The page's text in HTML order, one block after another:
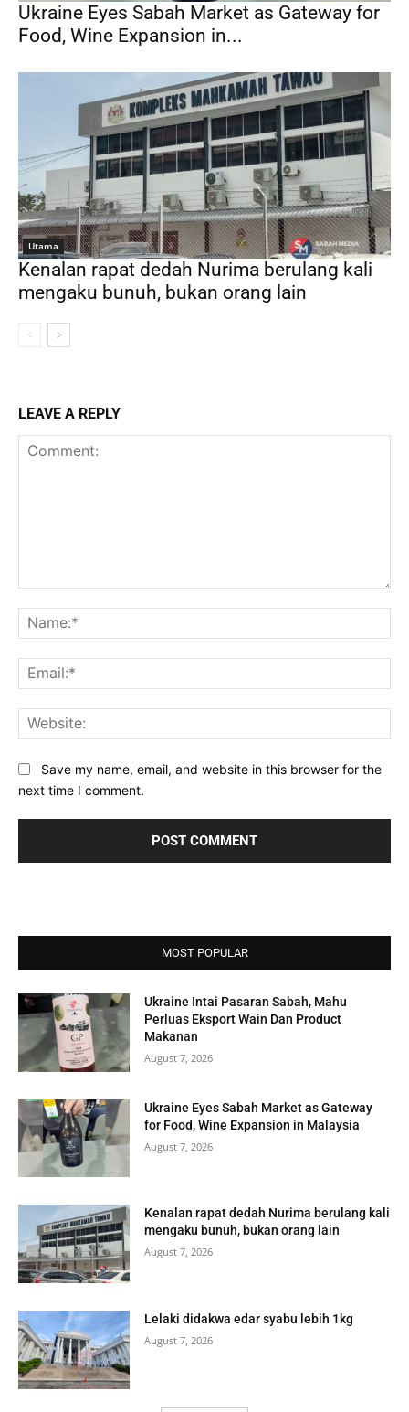
Ukraine Eyes Sabah Market as Gateway for
Food, Wine Expansion in...
Utama
Kenalan rapat dedah Nurima berulang kali
mengaku bunuh, bukan orang lain
LEAVE A REPLY
Save my name, email, and website in this browser for the
next time I comment.
MOST POPULAR
Ukraine Intai Pasaran Sabah, Mahu
Perluas Eksport Wain Dan Product
Makanan
August 7, 2026
Ukraine Eyes Sabah Market as Gateway
for Food, Wine Expansion in Malaysia
August 7, 2026
Kenalan rapat dedah Nurima berulang kali
mengaku bunuh, bukan orang lain
August 7, 2026
Lelaki didakwa edar syabu lebih 1kg
August 7, 2026